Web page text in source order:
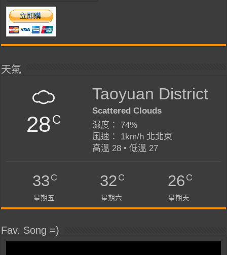
天氣
28C
Taoyuan District
Scattered Clouds
濕度： 74%
風速： 1km/h 北北東
高溫 28 • 低溫 27
33C
星期五
32C
星期六
26C
星期天
Fav. Song =)